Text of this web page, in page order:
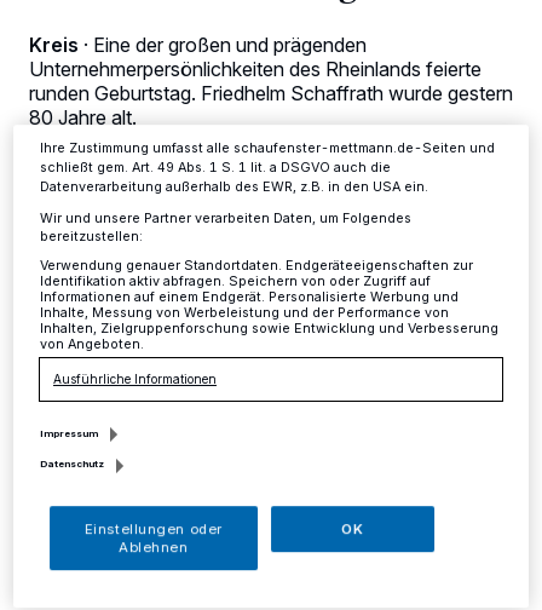
Kreis · Eine der großen und prägenden
Unternehmerpersönlichkeiten des Rheinlands feierte
runden Geburtstag. Friedhelm Schaffrath wurde gestern
80 Jahre alt.
08.10.2014 , 06:36 Uhr 2 Minuten Lesezeit
Vom Lampen- und Leuchtengeschäft in
Mönchengladbach hat er die Schaffrath
Unternehmensgruppe innerhalb von 50 Jahren
dieses Menü jederzeit wieder aufrufen, um Ihre Einstellungen zu
ändern oder Ihre Einwilligung zu widerrufen, indem Sie auf den Link
Einstellungen oder Ablehnen am unteren Rand der Webseite klicken.
Ihre Einstellungen gelten innerhalb unseres Website. Weitere
Informationen finden Sie in unserer Datenschutzerklärung.
Ihre Zustimmung umfasst alle schaufenster-mettmann.de-Seiten und
schließt gem. Art. 49 Abs. 1 S. 1 lit. a DSGVO auch die
Datenverarbeitung außerhalb des EWR, z.B. in den USA ein.
Wir und unsere Partner verarbeiten Daten, um Folgendes
bereitzustellen:
Verwendung genauer Standortdaten. Endgeräteeigenschaften zur
Identifikation aktiv abfragen. Speichern von oder Zugriff auf
Informationen auf einem Endgerät. Personalisierte Werbung und
Inhalte, Messung von Werbeleistung und der Performance von
Inhalten, Zielgruppenforschung sowie Entwicklung und Verbesserung
von Angeboten.
Ausführliche Informationen
Impressum
Datenschutz
Einstellungen oder
Ablehnen
OK